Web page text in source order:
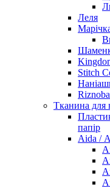
Леля
Stitch
Тканина для
папір
Aida /